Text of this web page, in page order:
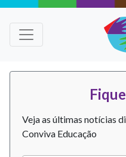
Veja as últimas notícias
Conviva Educação